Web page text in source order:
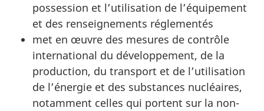
possession et l’utilisation de l’équipement
et des renseignements réglementés
met en œuvre des mesures de contrôle
international du développement, de la
production, du transport et de l’utilisation
de l’énergie et des substances nucléaires,
notamment celles qui portent sur la non-